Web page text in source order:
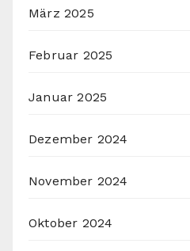
März 2025
Februar 2025
Januar 2025
Dezember 2024
November 2024
Oktober 2024